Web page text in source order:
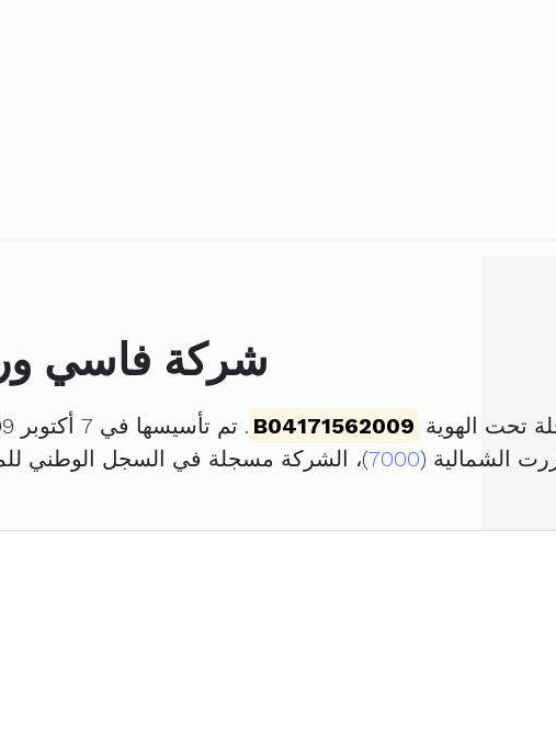
شركة فاسي
تحت الهوية B04171562009 . تم تأسيسها في 7 أكتوبر 2009 برأس مال قدره
7000)، الشركة مسجلة في السجل الوطني